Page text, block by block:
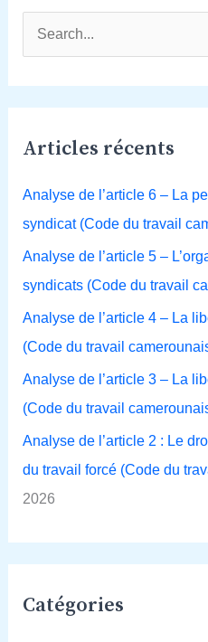
e
:
Articles récents
Analyse de l’article 6 – La
syndicat (Code du travail
Analyse de l’article 5 –
syndicats (Code du travail
Analyse de l’article 4 – La
(Code du travail
Analyse de l’article 3 – La
(Code du travail
Analyse de l’article 2 : Le
du travail forcé (Code du
2026
Catégories